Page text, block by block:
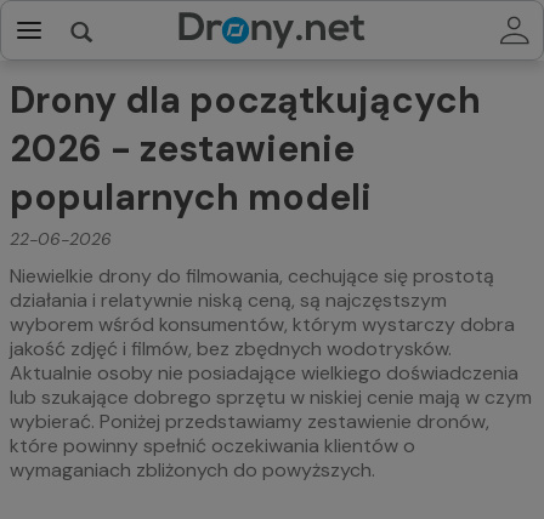
Drony dla początkujących
2026 - zestawienie
popularnych modeli
22-06-2026
Niewielkie drony do filmowania, cechujące się prostotą
działania i relatywnie niską ceną, są najczęstszym
wyborem wśród konsumentów, którym wystarczy dobra
jakość zdjęć i filmów, bez zbędnych wodotrysków.
Aktualnie osoby nie posiadające wielkiego doświadczenia
lub szukające dobrego sprzętu w niskiej cenie mają w czym
wybierać. Poniżej przedstawiamy zestawienie dronów,
które powinny spełnić oczekiwania klientów o
wymaganiach zbliżonych do powyższych.